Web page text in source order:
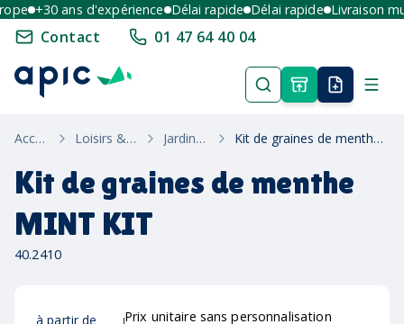
+30 ans d'expérience Délai rapide Délai rapide Livraison
Contact 01 47 64 40 04
Accueil Loisirs & Été Jardinage Kit de graines de menthe MINT KIT
Kit de graines de menthe
MINT KIT
40.2410
à partir de
Prix unitaire sans personnalisation